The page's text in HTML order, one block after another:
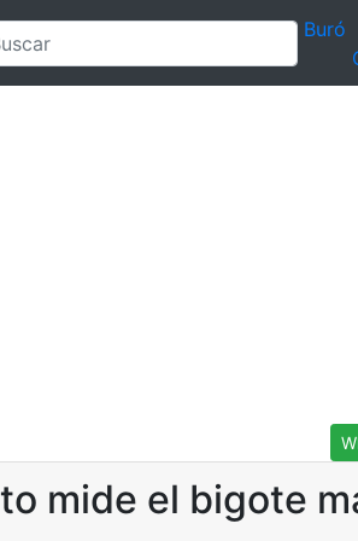
Buró
mide el bigote